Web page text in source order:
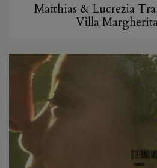
Matthias & Lucrezia
Villa